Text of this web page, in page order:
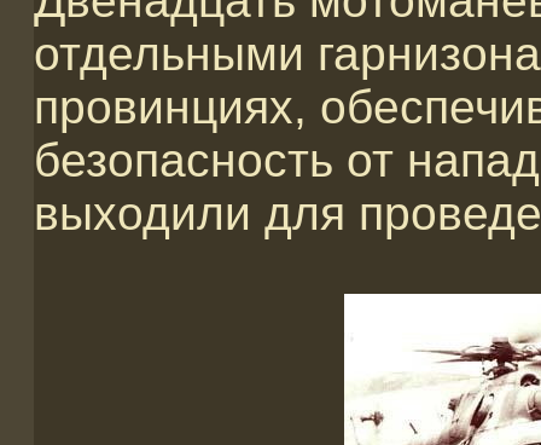
отдельными
провинциях,
безопасность от
выходили для